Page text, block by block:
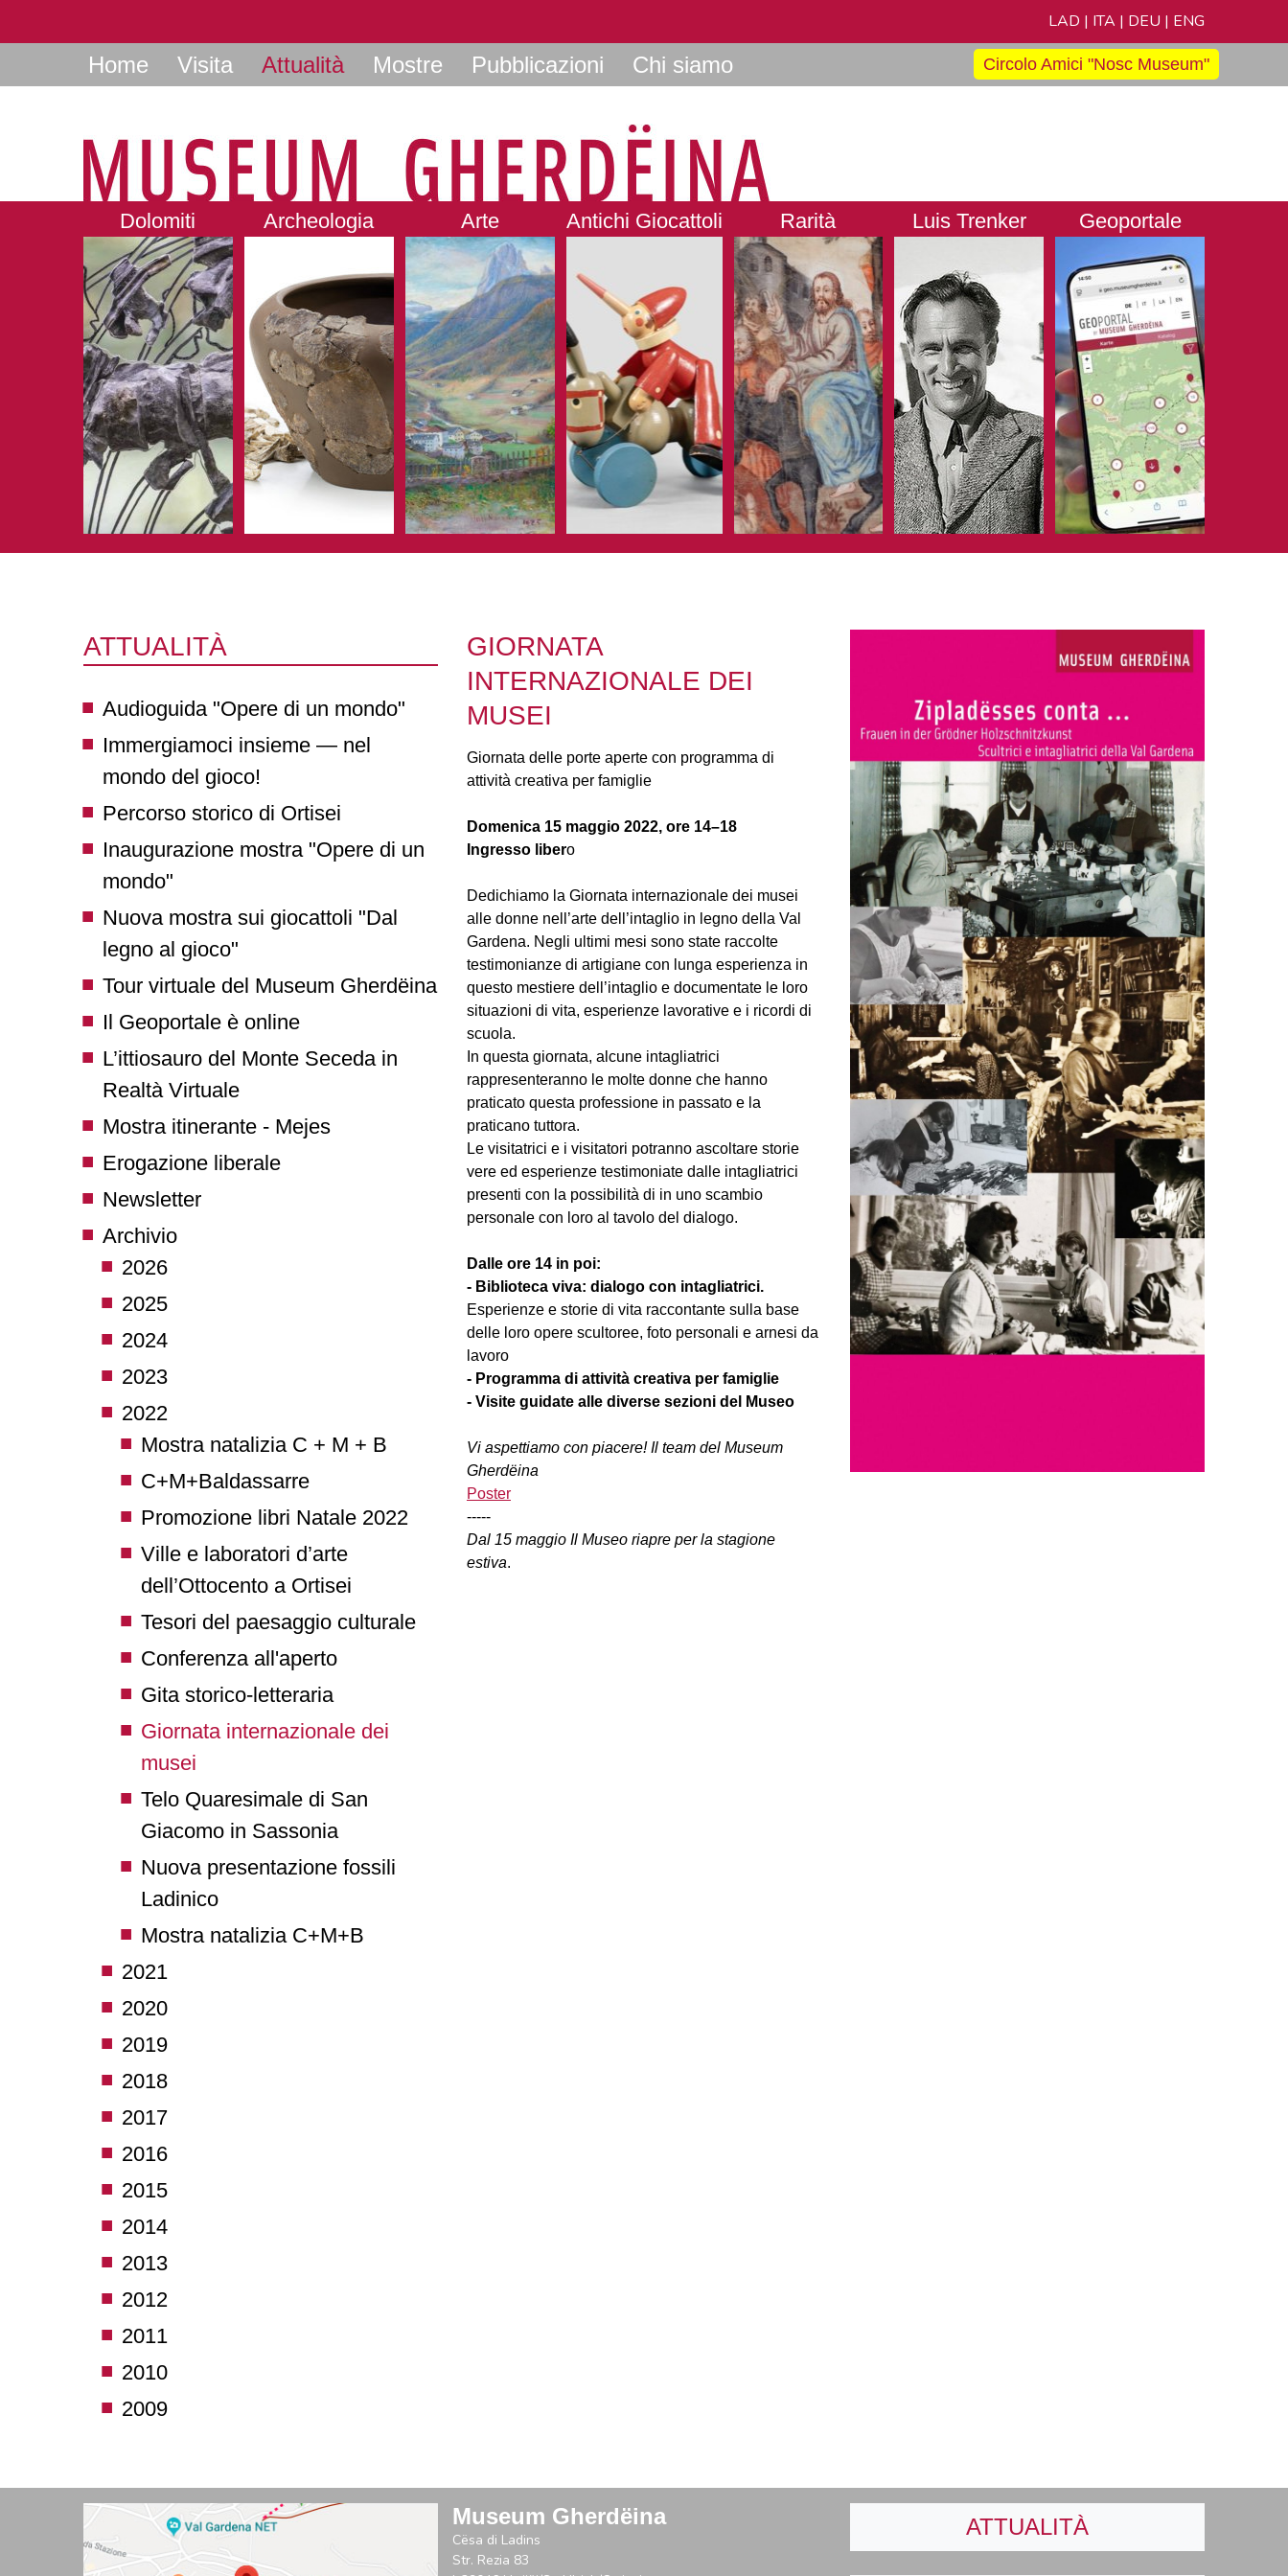
LAD | ITA | DEU | ENG
Home Visita Attualità Mostre Pubblicazioni Chi siamo Circolo Amici "Nosc Museum"
Dolomiti Archeologia Arte Antichi Giocattoli Rarità Luis Trenker Geoportale
ATTUALITÀ
Audioguida "Opere di un mondo"
Immergiamoci insieme — nel
mondo del gioco!
Percorso storico di Ortisei
Inaugurazione mostra "Opere di un
mondo"
Nuova mostra sui giocattoli "Dal
legno al gioco"
Tour virtuale del Museum Gherdëina
Il Geoportale è online
L’ittiosauro del Monte Seceda in
Realtà Virtuale
Mostra itinerante - Mejes
Erogazione liberale
Newsletter
Archivio
2026
2025
2024
2023
2022
Mostra natalizia C + M + B
C+M+Baldassarre
Promozione libri Natale 2022
Ville e laboratori d’arte
dell’Ottocento a Ortisei
Tesori del paesaggio culturale
Conferenza all'aperto
Gita storico-letteraria
Giornata internazionale dei
musei
Telo Quaresimale di San
Giacomo in Sassonia
Nuova presentazione fossili
Ladinico
Mostra natalizia C+M+B
2021
2020
2019
2018
2017
2016
2015
2014
2013
2012
2011
2010
2009
GIORNATA
INTERNAZIONALE DEI
MUSEI
Giornata delle porte aperte con programma di
attività creativa per famiglie
Domenica 15 maggio 2022, ore 14–18
Ingresso libero
Dedichiamo la Giornata internazionale dei musei
alle donne nell’arte dell’intaglio in legno della Val
Gardena. Negli ultimi mesi sono state raccolte
testimonianze di artigiane con lunga esperienza in
questo mestiere dell’intaglio e documentate le loro
situazioni di vita, esperienze lavorative e i ricordi di
scuola.
In questa giornata, alcune intagliatrici
rappresenteranno le molte donne che hanno
praticato questa professione in passato e la
praticano tuttora.
Le visitatrici e i visitatori potranno ascoltare storie
vere ed esperienze testimoniate dalle intagliatrici
presenti con la possibilità di in uno scambio
personale con loro al tavolo del dialogo.
Dalle ore 14 in poi:
- Biblioteca viva: dialogo con intagliatrici.
Esperienze e storie di vita raccontante sulla base
delle loro opere scultoree, foto personali e arnesi da
lavoro
- Programma di attività creativa per famiglie
- Visite guidate alle diverse sezioni del Museo
Vi aspettiamo con piacere! Il team del Museum
Gherdëina
Poster
-----
Dal 15 maggio Il Museo riapre per la stagione
estiva.
Museum Gherdëina
Cësa di Ladins
Str. Rezia 83
ATTUALITÀ